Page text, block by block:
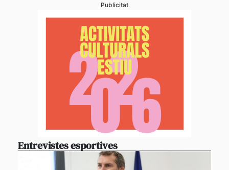
Publicitat
Entrevistes esportives